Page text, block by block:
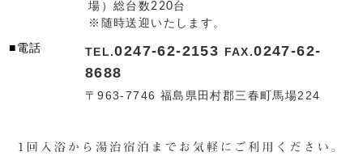
場）総台数220台
※随時送迎いたします。
■電話 TEL.0247-62-2153 FAX.0247-62-
8688
〒963-7746 福島県田村郡三春町馬場224